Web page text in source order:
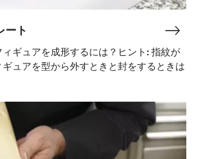
グ
ート
フ
ィ
ギ
チ
ョ
コ
ギュアを成形するには？ヒント: 指紋が
ュアを型から外すときと封をするときは